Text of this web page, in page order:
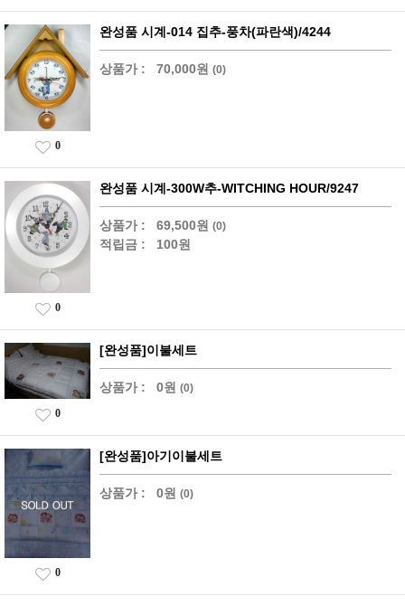
완성품 시계-014 집추-풍차(파란색)/4244
상품가 : 70,000원 (0)
0
완성품 시계-300W추-WITCHING HOUR/9247
상품가 : 69,500원 (0)
적립금 : 100원
0
[완성품]이불세트
상품가 : 0원 (0)
0
[완성품]아기이불세트
상품가 : 0원 (0)
0